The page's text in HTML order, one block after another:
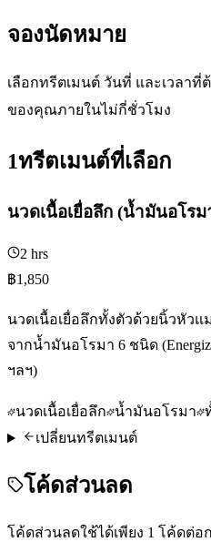
จองนัดหมาย
เลือกทรีตเมนต์ วันที่ และเวลาที่
ของคุณภายในไม่กี่ชั่วโมง
1ทรีตเมนต์ที่เลือก
นวดเนื้อเยื่อลึก (น้ำมันอโรม
2 hrs
฿1,850
นวดเนื้อเยื่อลึกทั้งตัวด้วยนิ้วหัว
จากน้ำมันอโรมา 6 ชนิด
ฯลฯ)
นวดเนื้อเยื่อลึก น้ำมันอโรมา
เปลี่ยนทรีตเมนต์
โค้ดส่วนลด
โค้ดส่วนลดใช้ได้เพียง 1 โค้ดต่อ